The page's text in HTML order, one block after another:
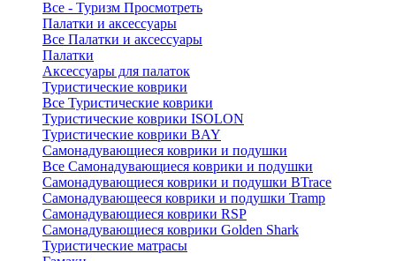
Все - Туризм Просмотреть
Палатки и аксессуары
Все Палатки и аксессуары
Палатки
Аксессуары для палаток
Туристические коврики
Все Туристические коврики
Туристические коврики ISOLON
Туристические коврики BAY
Самонадувающиеся коврики и подушки
Все Самонадувающиеся коврики и подушки
Самонадувающиеся коврики и подушки BTrace
Самонадувающееся коврики и подушки Tramp
Самонадувающиеся коврики RSP
Самонадувающиеся коврики Golden Shark
Туристические матрасы